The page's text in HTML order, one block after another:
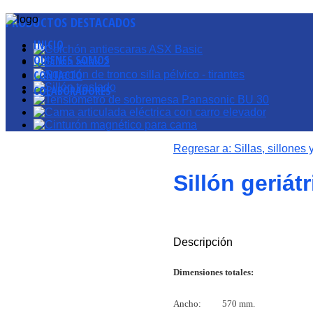
INICIO
QUIENES SOMOS
CONTACTO
COLABORADORES
PRODUCTOS DESTACADOS
Regresar a: Sillas, sillones
Sillón
Descripción
Dimensiones totales:
Ancho: 570 mm.